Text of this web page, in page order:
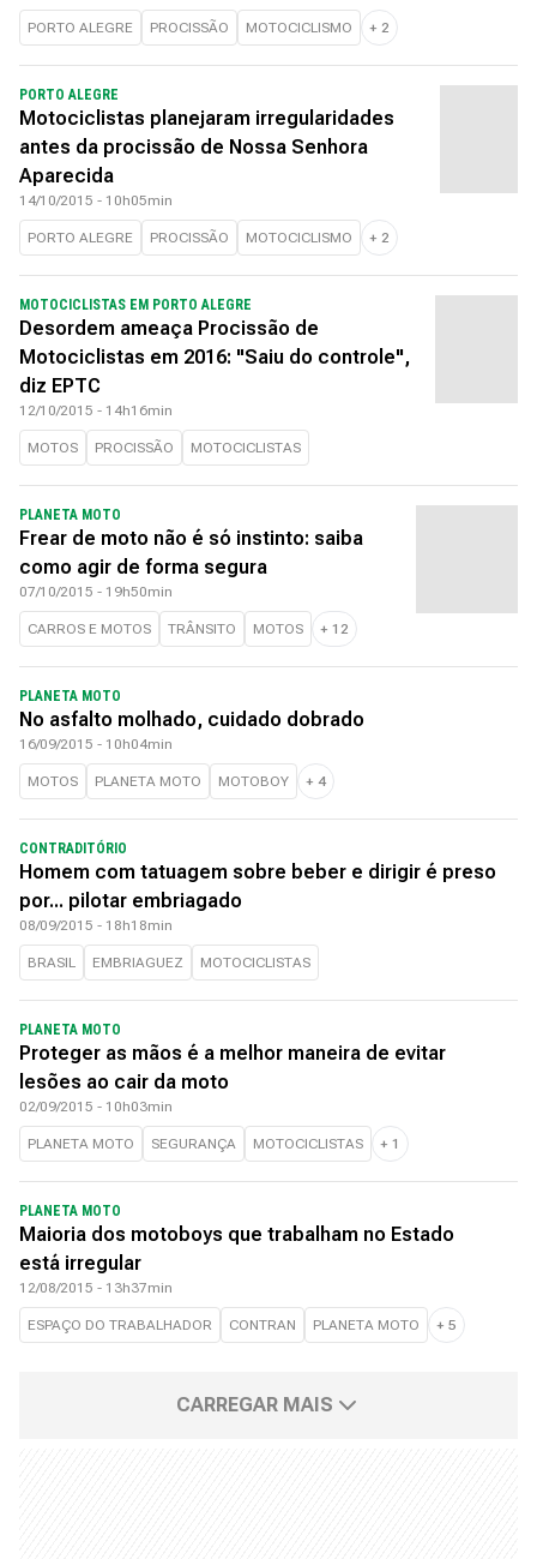
PORTO ALEGRE PROCISSÃO MOTOCICLISMO + 2
PORTO ALEGRE
Motociclistas planejaram irregularidades
antes da procissão de Nossa Senhora
Aparecida
14/10/2015 - 10h05min
PORTO ALEGRE PROCISSÃO MOTOCICLISMO + 2
MOTOCICLISTAS EM PORTO ALEGRE
Desordem ameaça Procissão de
Motociclistas em 2016: "Saiu do controle",
diz EPTC
12/10/2015 - 14h16min
MOTOS PROCISSÃO MOTOCICLISTAS
PLANETA MOTO
Frear de moto não é só instinto: saiba
como agir de forma segura
07/10/2015 - 19h50min
CARROS E MOTOS TRÂNSITO MOTOS + 12
PLANETA MOTO
No asfalto molhado, cuidado dobrado
16/09/2015 - 10h04min
MOTOS PLANETA MOTO MOTOBOY + 4
CONTRADITÓRIO
Homem com tatuagem sobre beber e dirigir é preso
por... pilotar embriagado
08/09/2015 - 18h18min
BRASIL EMBRIAGUEZ MOTOCICLISTAS
PLANETA MOTO
Proteger as mãos é a melhor maneira de evitar
lesões ao cair da moto
02/09/2015 - 10h03min
PLANETA MOTO SEGURANÇA MOTOCICLISTAS + 1
PLANETA MOTO
Maioria dos motoboys que trabalham no Estado
está irregular
12/08/2015 - 13h37min
ESPAÇO DO TRABALHADOR CONTRAN PLANETA MOTO + 5
CARREGAR MAIS